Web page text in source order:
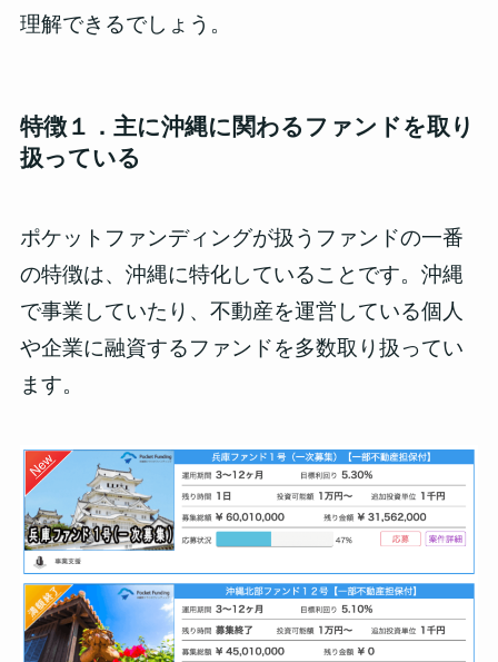
理解できるでしょう。
特徴１．主に沖縄に関わるファンドを取り
扱っている
ポケットファンディングが扱うファンドの一番
の特徴は、沖縄に特化していることです。沖縄
で事業していたり、不動産を運営している個人
や企業に融資するファンドを多数取り扱ってい
ます。